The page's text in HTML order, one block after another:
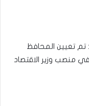
تعيين المحافظ
منصب وزير الاقتصاد